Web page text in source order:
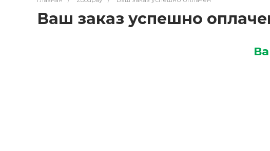
Ваш заказ успешно